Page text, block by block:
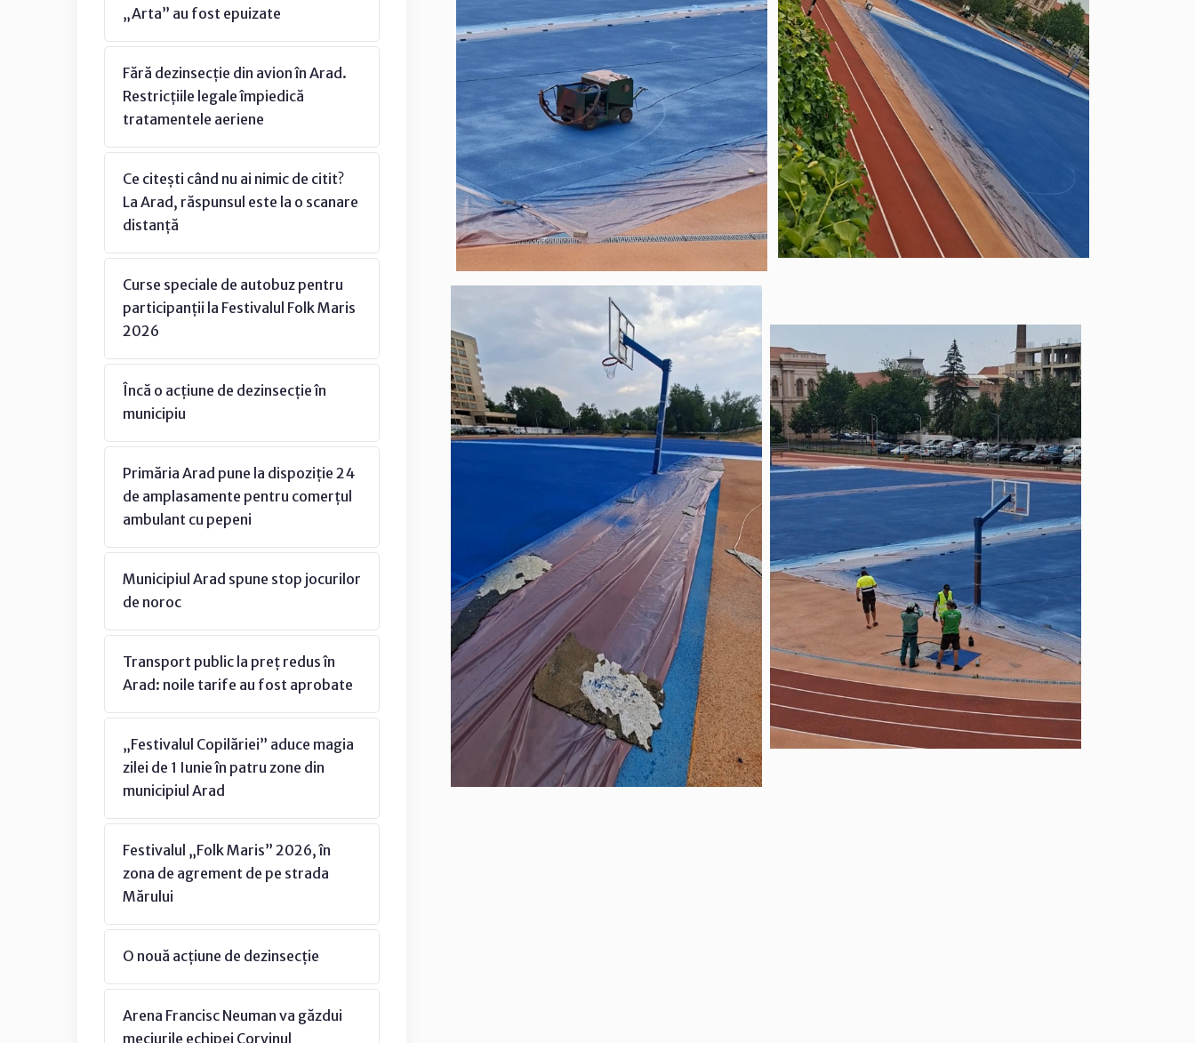
„Arta” au fost epuizate
Fără dezinsecție din avion în Arad.
Restricțiile legale împiedică
tratamentele aeriene
Ce citești când nu ai nimic de citit?
La Arad, răspunsul este la o scanare
distanță
Curse speciale de autobuz pentru
participanții la Festivalul Folk Maris
2026
Încă o acțiune de dezinsecție în
municipiu
Primăria Arad pune la dispoziție 24
de amplasamente pentru comerțul
ambulant cu pepeni
Municipiul Arad spune stop jocurilor
de noroc
Transport public la preț redus în
Arad: noile tarife au fost aprobate
„Festivalul Copilăriei” aduce magia
zilei de 1 Iunie în patru zone din
municipiul Arad
Festivalul „Folk Maris” 2026, în
zona de agrement de pe strada
Mărului
O nouă acțiune de dezinsecție
Arena Francisc Neuman va găzdui
meciurile echipei Corvinul